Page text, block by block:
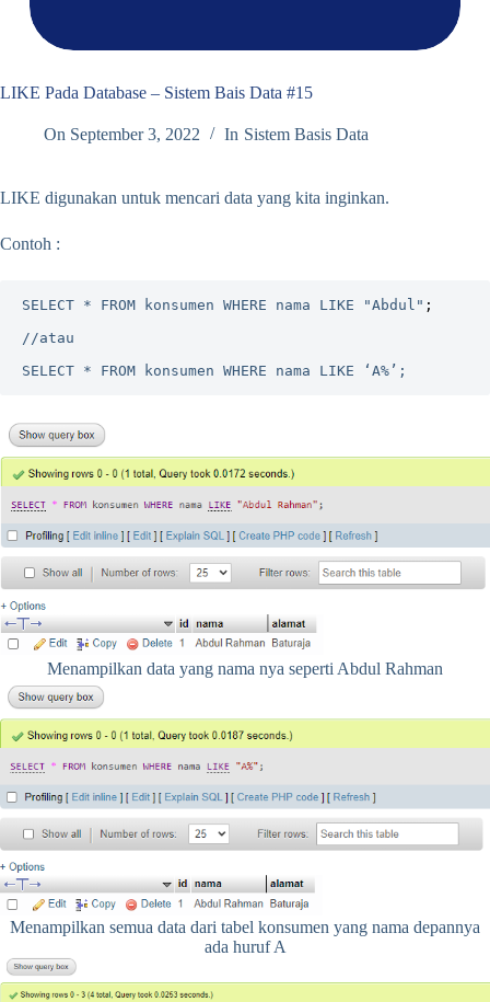
LIKE Pada Database – Sistem Bais Data #15
On September 3, 2022 In Sistem Basis Data
LIKE digunakan untuk mencari data yang kita inginkan.
Contoh :
SELECT * FROM konsumen WHERE nama LIKE "Abdul" ;
//atau
Menampilkan data yang nama nya seperti Abdul Rahman
Menampilkan semua data dari tabel konsumen yang nama depannya
ada huruf A